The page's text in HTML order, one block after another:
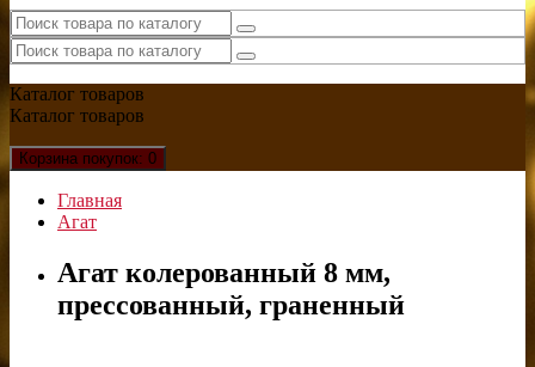
Каталог товаров
Каталог товаров
Корзина покупок: 0
Главная
Агат
Агат колерованный 8 мм,
прессованный, граненный